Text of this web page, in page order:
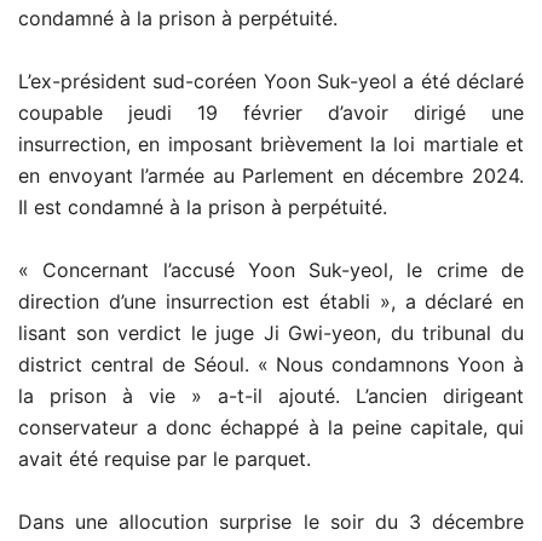
condamné à la prison à perpétuité.
L’ex-président sud-coréen Yoon Suk-yeol a été déclaré
coupable jeudi 19 février d’avoir dirigé une
insurrection, en imposant brièvement la loi martiale et
en envoyant l’armée au Parlement en décembre 2024.
Il est condamné à la prison à perpétuité.
« Concernant l’accusé Yoon Suk-yeol, le crime de
direction d’une insurrection est établi », a déclaré en
lisant son verdict le juge Ji Gwi-yeon, du tribunal du
district central de Séoul. « Nous condamnons Yoon à
la prison à vie » a-t-il ajouté. L’ancien dirigeant
conservateur a donc échappé à la peine capitale, qui
avait été requise par le parquet.
Dans une allocution surprise le soir du 3 décembre